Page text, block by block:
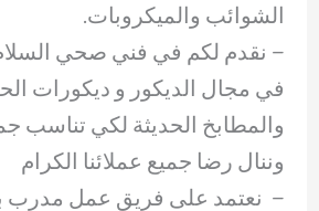
الشوائب والميكروبات.
– ‏نقدم لكم في فني صحي
في مجال الديكور و ديكورات
والمطابخ الحديثة لكي تناسب
وننال رضا جميع عملائنا الكرام
– ‏ نعتمد على فريق عمل مدرب